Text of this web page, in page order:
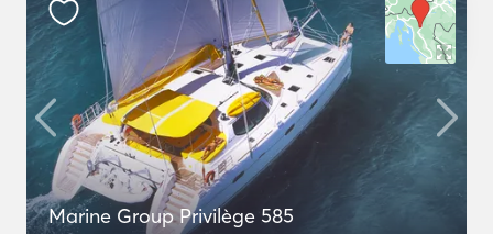
Marine Group Privilège 585